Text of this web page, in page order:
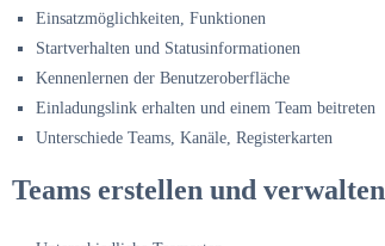
Einsatzmöglichkeiten, Funktionen
Startverhalten und Statusinformationen
Kennenlernen der Benutzeroberfläche
Einladungslink erhalten und einem Team beitreten
Unterschiede Teams, Kanäle, Registerkarten
Teams erstellen und verwalten